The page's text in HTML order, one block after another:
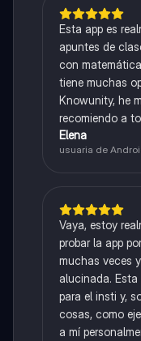
Esta app es
apuntes de
con
tiene muchas
Knowunity, he
recomiendo a
Elena
usuaria de
Vaya, estoy
probar la app
muchas veces
alucinada. Esta
para el insti y,
cosas, como
a mí